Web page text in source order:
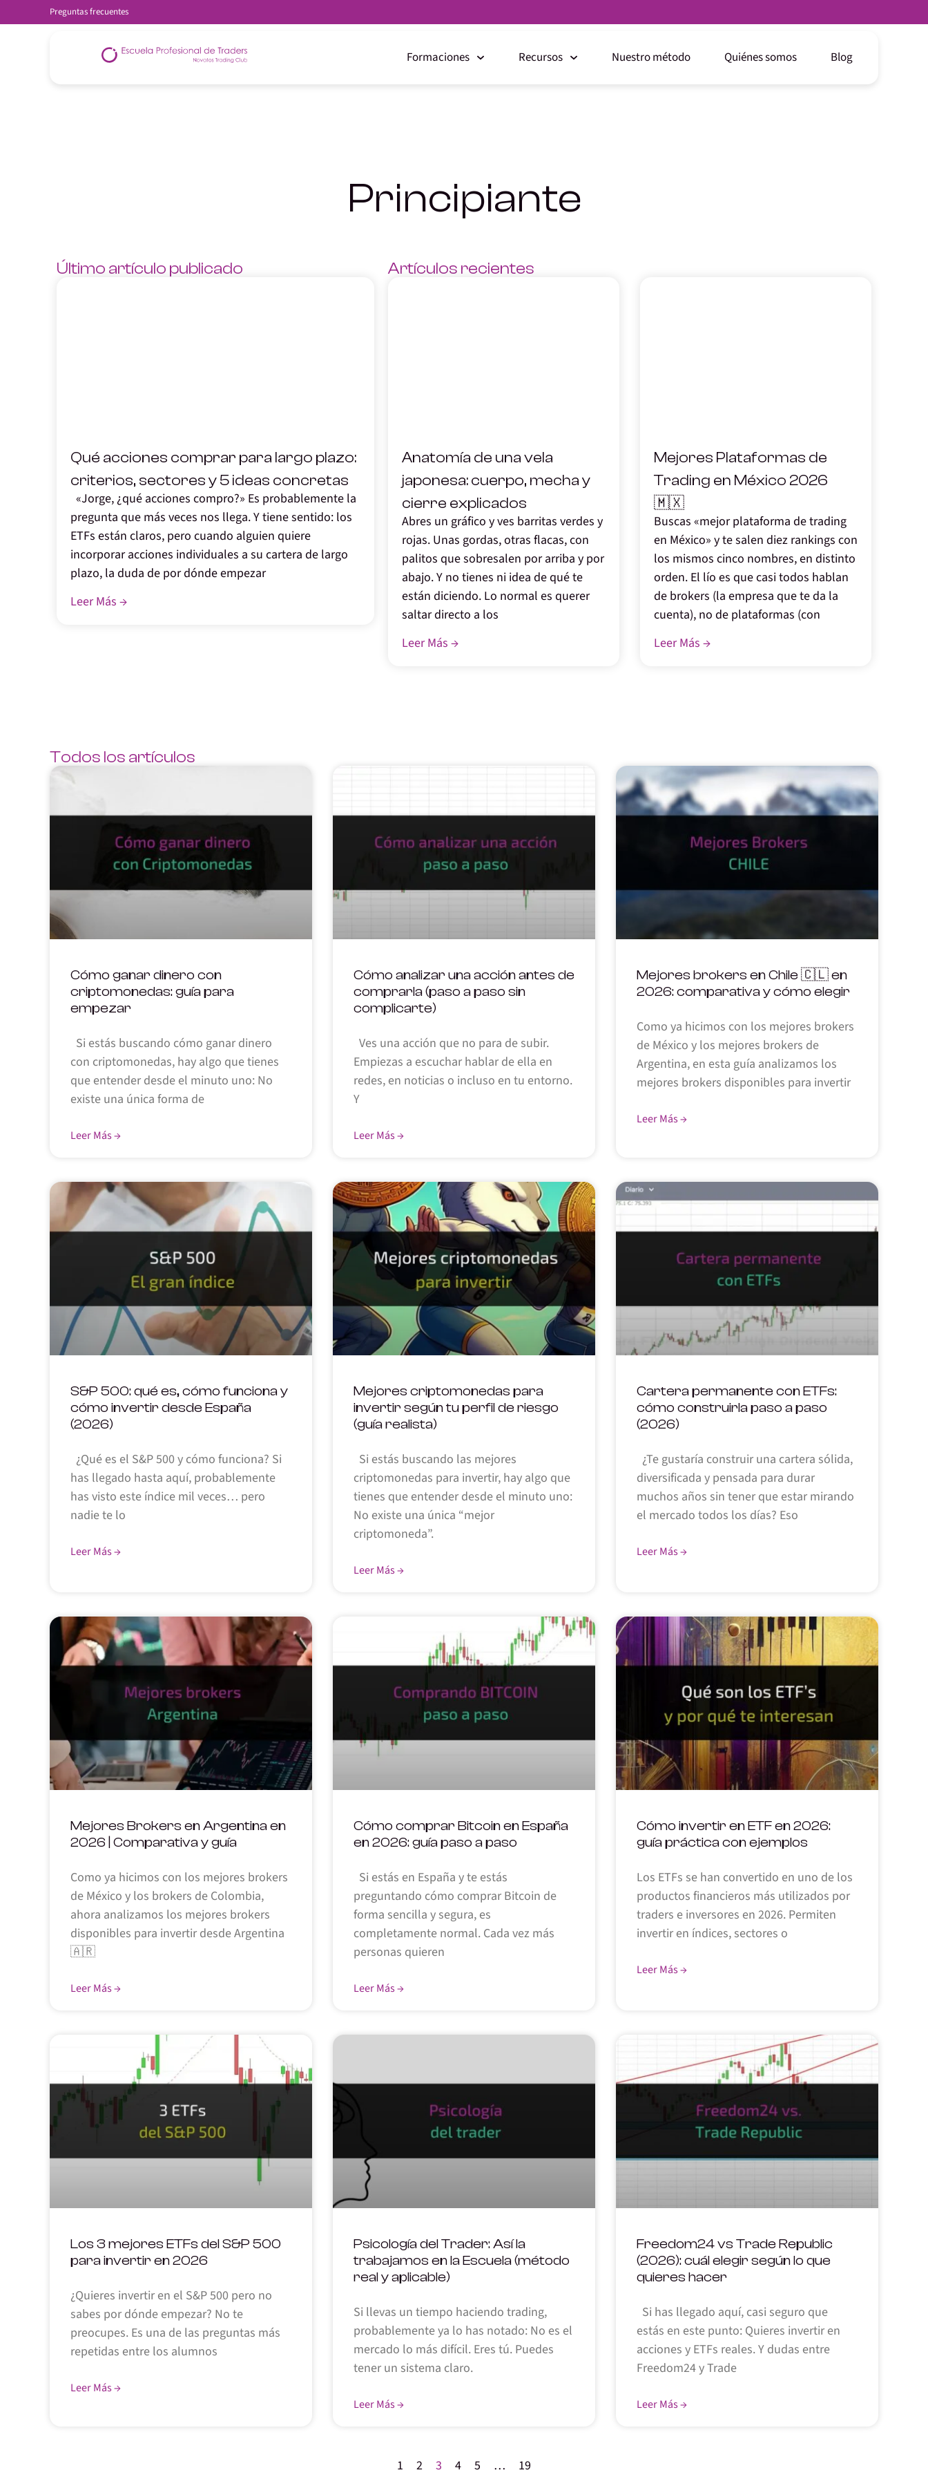
Preguntas frecuentes
Formaciones Recursos Nuestro método Quiénes somos Blog
Principiante
Último artículo publicado
Qué acciones comprar para largo plazo:
criterios, sectores y 5 ideas concretas
«Jorge, ¿qué acciones compro?» Es probablemente la
pregunta que más veces nos llega. Y tiene sentido: los
ETFs están claros, pero cuando alguien quiere
incorporar acciones individuales a su cartera de largo
plazo, la duda de por dónde empezar
Leer Más →
Artículos recientes
Anatomía de una vela
japonesa: cuerpo, mecha y
cierre explicados
Abres un gráfico y ves barritas verdes y
rojas. Unas gordas, otras flacas, con
palitos que sobresalen por arriba y por
abajo. Y no tienes ni idea de qué te
están diciendo. Lo normal es querer
saltar directo a los
Leer Más →
Mejores Plataformas de
Trading en México 2026
🇲🇽
Buscas «mejor plataforma de trading
en México» y te salen diez rankings con
los mismos cinco nombres, en distinto
orden. El lío es que casi todos hablan
de brokers (la empresa que te da la
cuenta), no de plataformas (con
Leer Más →
Todos los artículos
Cómo ganar dinero con
criptomonedas: guía para
empezar
Si estás buscando cómo ganar dinero
con criptomonedas, hay algo que tienes
que entender desde el minuto uno: No
existe una única forma de
Leer Más →
Cómo analizar una acción antes de
comprarla (paso a paso sin
complicarte)
Ves una acción que no para de subir.
Empiezas a escuchar hablar de ella en
redes, en noticias o incluso en tu entorno.
Y
Leer Más →
Mejores brokers en Chile 🇨🇱 en
2026: comparativa y cómo elegir
Como ya hicimos con los mejores brokers
de México y los mejores brokers de
Argentina, en esta guía analizamos los
mejores brokers disponibles para invertir
Leer Más →
S&P 500: qué es, cómo funciona y
cómo invertir desde España
(2026)
¿Qué es el S&P 500 y cómo funciona? Si
has llegado hasta aquí, probablemente
has visto este índice mil veces… pero
nadie te lo
Leer Más →
Mejores criptomonedas para
invertir según tu perfil de riesgo
(guía realista)
Si estás buscando las mejores
criptomonedas para invertir, hay algo que
tienes que entender desde el minuto uno:
No existe una única “mejor
criptomoneda”.
Leer Más →
Cartera permanente con ETFs:
cómo construirla paso a paso
(2026)
¿Te gustaría construir una cartera sólida,
diversificada y pensada para durar
muchos años sin tener que estar mirando
el mercado todos los días? Eso
Leer Más →
Mejores Brokers en Argentina en
2026 | Comparativa y guía
Como ya hicimos con los mejores brokers
de México y los brokers de Colombia,
ahora analizamos los mejores brokers
disponibles para invertir desde Argentina
🇦🇷
Leer Más →
Cómo comprar Bitcoin en España
en 2026: guía paso a paso
Si estás en España y te estás
preguntando cómo comprar Bitcoin de
forma sencilla y segura, es
completamente normal. Cada vez más
personas quieren
Leer Más →
Cómo invertir en ETF en 2026:
guía práctica con ejemplos
Los ETFs se han convertido en uno de los
productos financieros más utilizados por
traders e inversores en 2026. Permiten
invertir en índices, sectores o
Leer Más →
Los 3 mejores ETFs del S&P 500
para invertir en 2026
¿Quieres invertir en el S&P 500 pero no
sabes por dónde empezar? No te
preocupes. Es una de las preguntas más
repetidas entre los alumnos
Leer Más →
Psicología del Trader: Así la
trabajamos en la Escuela (método
real y aplicable)
Si llevas un tiempo haciendo trading,
probablemente ya lo has notado: No es el
mercado lo más difícil. Eres tú. Puedes
tener un sistema claro.
Leer Más →
Freedom24 vs Trade Republic
(2026): cuál elegir según lo que
quieres hacer
Si has llegado aquí, casi seguro que
estás en este punto: Quieres invertir en
acciones y ETFs reales. Y dudas entre
Freedom24 y Trade
Leer Más →
1 2 3 4 5 … 19